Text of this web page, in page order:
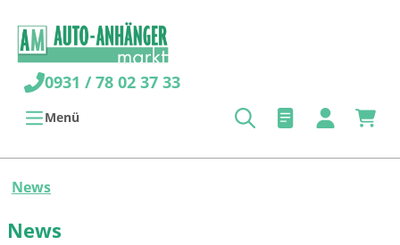
0931 / 78 02 37 33
Menü
News
News